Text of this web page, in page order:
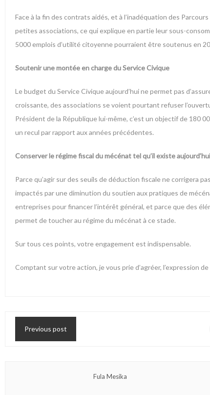
Face à la fin des contrats aidés, et à l’inadéquation des
petites associations, ce qui explique en partie leur sous-
5000 emplois d’utilité citoyenne pourraient être soutenus en
Soutenir une montée en charge du Service Civique
Le budget du Service Civique aujourd’hui ne permet pas
croissante, des associations se voient pourtant refuser
Président de la République lui-même, c’est un objectif de 180
un recul par rapport aux années précédentes.
Conserver le régime fiscal du mécénat tel qu’il existe aujourd’hui
Parce qu’agir sur des seuils de déduction fiscale ne corrigera
impactés par une diminution du soutien aux pratiques de
entreprises pour financer l’intérêt général, et parce que des
permet de toucher au régime du mécénat à ce stade.
Sur tous ces points, votre engagement est indispensable.
Comptant sur votre action, je vous prie d’agréer, l’expression
Previous post
Fula Mesika